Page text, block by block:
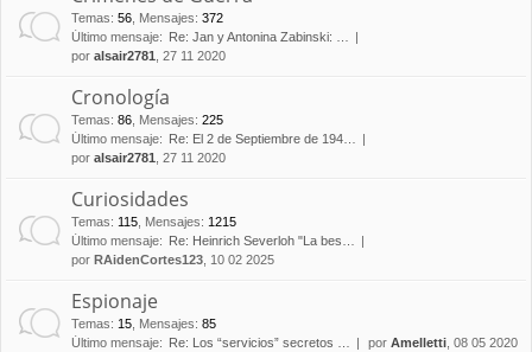
Temas: 56 Mensajes: 372
Último mensaje:
Re: Jan y Antonina Zabinski: …
por alsair2781 , 27 11 2020
Cronología
Temas: 86 Mensajes: 225
Último mensaje:
Re: El 2 de Septiembre de 194…
por alsair2781 , 27 11 2020
Curiosidades
Temas: 115 Mensajes: 1215
Último mensaje:
Re: Heinrich Severloh "La bes…
por RAidenCortes123 , 10 02 2025
Espionaje
Temas: 15 Mensajes: 85
Último mensaje:
Re: Los “servicios” secretos … por Amelletti , 08 05 2020